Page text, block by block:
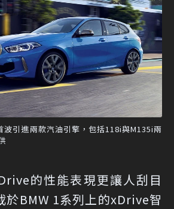
波引進兩款汽油引擎，包括118i與M135i兩
的性能表現更讓人刮目
於BMW 1系列上的xDrive智